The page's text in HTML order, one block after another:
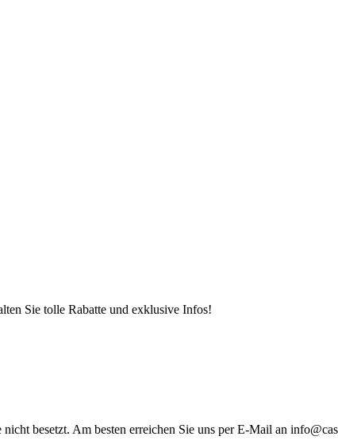
Sie tolle Rabatte und exklusive Infos!
besetzt. Am besten erreichen Sie uns per E-Mail an